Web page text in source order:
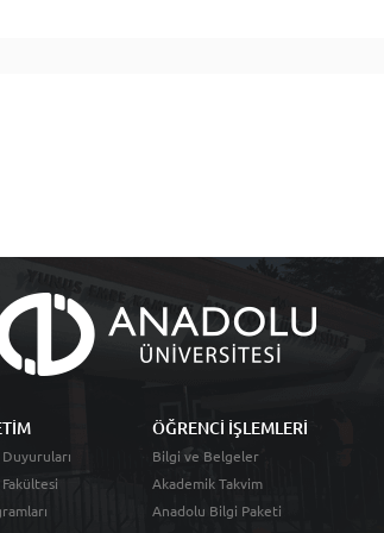
ÖĞRENCİ İŞLEMLERİ
Bilgi ve Belgeler
Akademik Takvim
Anadolu Bilgi Paketi